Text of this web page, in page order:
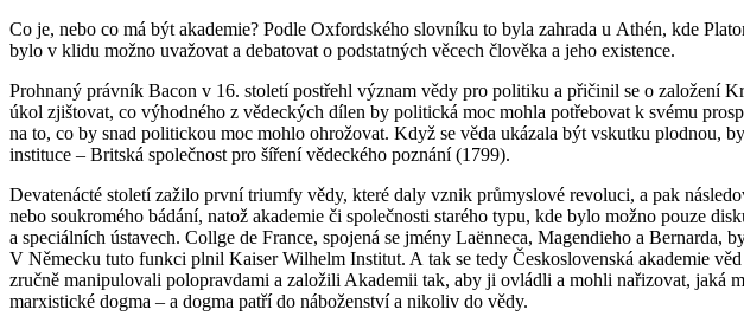
Co je, nebo co má být akademie? Podle Oxfordského slovníku to byla zahrada u Athén, kde
bylo v klidu možno uvažovat a debatovat o podstatných věcech člověka a jeho existence.
Prohnaný právník Bacon v 16. století postřehl význam vědy pro politiku a přičinil se o založení
úkol zjištovat, co výhodného z vědeckých dílen by politická moc mohla potřebovat k svému
na to, co by snad politickou moc mohlo ohrožovat. Když se věda ukázala být vskutku plodnou,
instituce – Britská společnost pro šíření vědeckého poznání (1799).
Devatenácté století zažilo první triumfy vědy, které daly vznik průmyslové revoluci, a pak
nebo soukromého bádání, natož akademie či společnosti starého typu, kde bylo možno pouze
a speciálních ústavech. Collge de France, spojená se jmény Laënneca, Magendieho a
V Německu tuto funkci plnil Kaiser Wilhelm Institut. A tak se tedy Československá akademie
zručně manipulovali polopravdami a založili Akademii tak, aby ji ovládli a mohli nařizovat, jaká
marxistické dogma – a dogma patří do náboženství a nikoliv do vědy.